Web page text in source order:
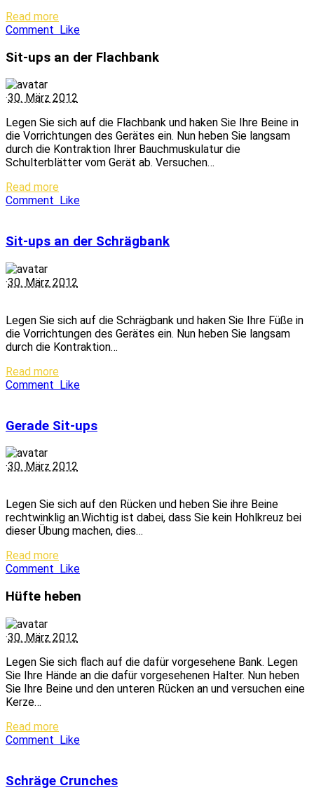
Read more
Comment Like
Sit-ups an der Flachbank
·30. März 2012
Legen Sie sich auf die Flachbank und haken Sie Ihre Beine in
die Vorrichtungen des Gerätes ein. Nun heben Sie langsam
durch die Kontraktion Ihrer Bauchmuskulatur die
Schulterblätter vom Gerät ab. Versuchen…
Read more
Comment
Like
Sit-ups an der Schrägbank
·30. März 2012
Legen Sie sich auf die Schrägbank und haken Sie Ihre Füße in
die Vorrichtungen des Gerätes ein. Nun heben Sie langsam
durch die Kontraktion…
Read more
Comment Like
Gerade Sit-ups
·30. März 2012
Legen Sie sich auf den Rücken und heben Sie ihre Beine
rechtwinklig an.Wichtig ist dabei, dass Sie kein Hohlkreuz bei
dieser Übung machen, dies…
Read more
Comment
Like
Hüfte heben
·30. März 2012
Legen Sie sich flach auf die dafür vorgesehene Bank. Legen
Sie Ihre Hände an die dafür vorgesehenen Halter. Nun heben
Sie Ihre Beine und den unteren Rücken an und versuchen eine
Kerze…
Read more
Comment Like
Schräge Crunches